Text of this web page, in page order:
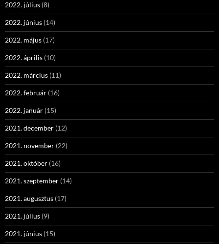
2022. július (8)
2022. június (14)
2022. május (17)
2022. április (10)
2022. március (11)
2022. február (16)
2022. január (15)
2021. december (12)
2021. november (22)
2021. október (16)
2021. szeptember (14)
2021. augusztus (17)
2021. július (9)
2021. június (15)